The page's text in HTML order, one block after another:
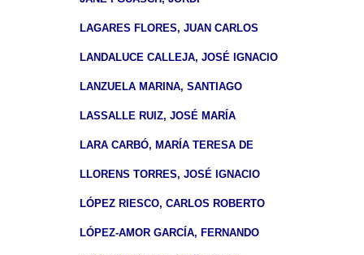
LAGARES FLORES, JUAN CARLOS
LANDALUCE CALLEJA, JOSÉ IGNACIO
LANZUELA MARINA, SANTIAGO
LASSALLE RUIZ, JOSÉ MARÍA
LARA CARBÓ, MARÍA TERESA DE
LLORENS TORRES, JOSÉ IGNACIO
LÓPEZ RIESCO, CARLOS ROBERTO
LÓPEZ-AMOR GARCÍA, FERNANDO